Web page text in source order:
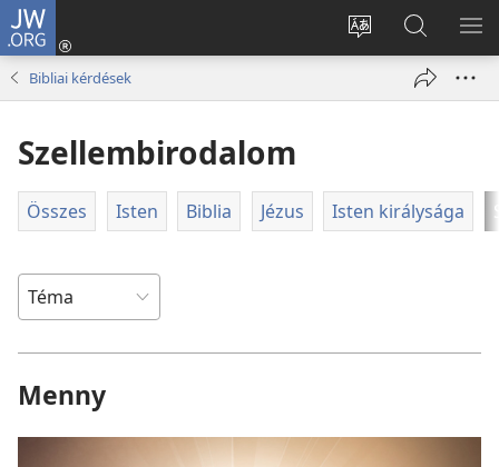
JW.ORG
Oldal
nyelvének
megváltoztatása
Bejelentkezés
(opens
Keresés
a jw.org
honlapon
Bibliai kérdések
Szellembirodalom
Összes Isten Biblia Jézus Isten királysága
Menny